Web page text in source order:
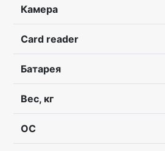
Камера
Card reader
Батарея
Вес, кг
ОС